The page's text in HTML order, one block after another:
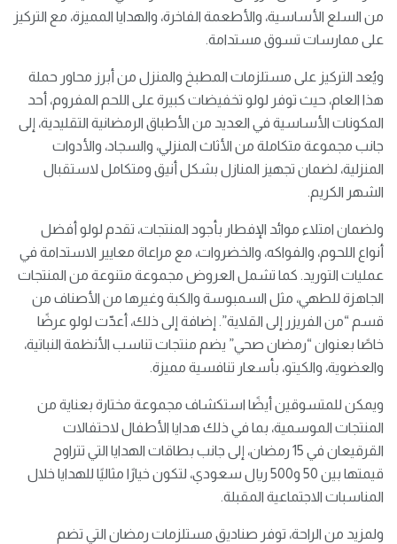
من السلع الأساسية، والأطعمة الفاخرة، والهدايا المميزة، مع التركيز
على ممارسات تسوق مستدامة.
ويُعد التركيز على مستلزمات المطبخ والمنزل من أبرز محاور حملة
هذا العام، حيث توفر لولو تخفيضات كبيرة على اللحم المفروم، أحد
المكونات الأساسية في العديد من الأطباق الرمضانية التقليدية، إلى
جانب مجموعة متكاملة من الأثاث المنزلي، والسجاد، والأدوات
المنزلية، لضمان تجهيز المنازل بشكل أنيق ومتكامل لاستقبال
الشهر الكريم.
ولضمان امتلاء موائد الإفطار بأجود المنتجات، تقدم لولو أفضل
أنواع اللحوم، والفواكه، والخضروات، مع مراعاة معايير الاستدامة في
عمليات التوريد. كما تشمل العروض مجموعة متنوعة من المنتجات
الجاهزة للطهي، مثل السمبوسة والكبة وغيرها من الأصناف من
قسم “من الفريزر إلى القلاية”. إضافة إلى ذلك، أعدّت لولو عرضًا
خاصًا بعنوان “رمضان صحي” يضم منتجات تناسب الأنظمة النباتية،
والعضوية، والكيتو، بأسعار تنافسية مميزة.
ويمكن للمتسوقين أيضًا استكشاف مجموعة مختارة بعناية من
المنتجات الموسمية، بما في ذلك هدايا الأطفال لاحتفالات
القرقيعان في 15 رمضان، إلى جانب بطاقات الهدايا التي تتراوح
قيمتها بين 50 و500 ريال سعودي، لتكون خيارًا مثاليًا للهدايا خلال
المناسبات الاجتماعية المقبلة.
ولمزيد من الراحة، توفر صناديق مستلزمات رمضان التي تضم